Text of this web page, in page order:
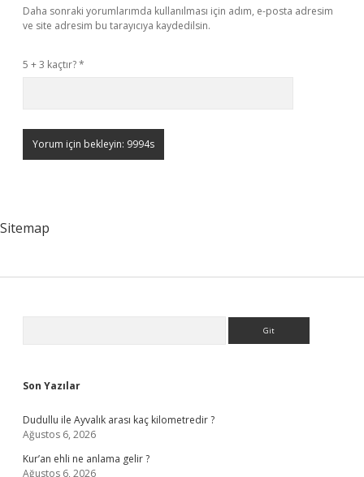
Daha sonraki yorumlarımda kullanılması için adım, e-posta adresim
ve site adresim bu tarayıcıya kaydedilsin.
5 + 3 kaçtır?*
Sitemap
Son Yazılar
Dudullu ile Ayvalık arası kaç kilometredir ?
Ağustos 6, 2026
Kur’an ehli ne anlama gelir ?
Ağustos 6, 2026